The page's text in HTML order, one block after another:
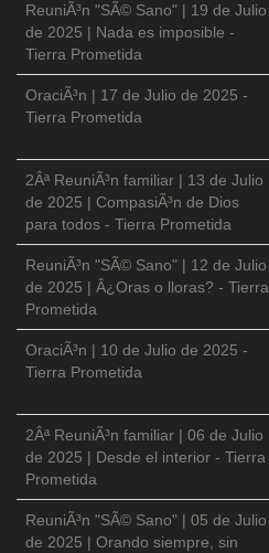
ReuniÃ³n "SÃ© Sano" | 19 de Julio
de 2025 | Nada es imposible -
Tierra Prometida
OraciÃ³n | 17 de Julio de 2025 -
Tierra Prometida
2Âª ReuniÃ³n familiar | 13 de Julio
de 2025 | CompasiÃ³n de Dios
para todos - Tierra Prometida
ReuniÃ³n "SÃ© Sano" | 12 de Julio
de 2025 | Â¿Oras o lloras? - Tierra
Prometida
OraciÃ³n | 10 de Julio de 2025 -
Tierra Prometida
2Âª ReuniÃ³n familiar | 06 de Julio
de 2025 | Desde el interior - Tierra
Prometida
ReuniÃ³n "SÃ© Sano" | 05 de Julio
de 2025 | Orando siempre, sin